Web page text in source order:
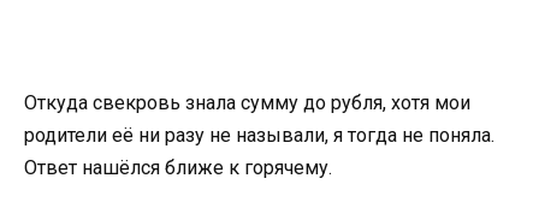
Откуда свекровь знала сумму до рубля, хотя мои
родители её ни разу не называли, я тогда не поняла.
Ответ нашёлся ближе к горячему.